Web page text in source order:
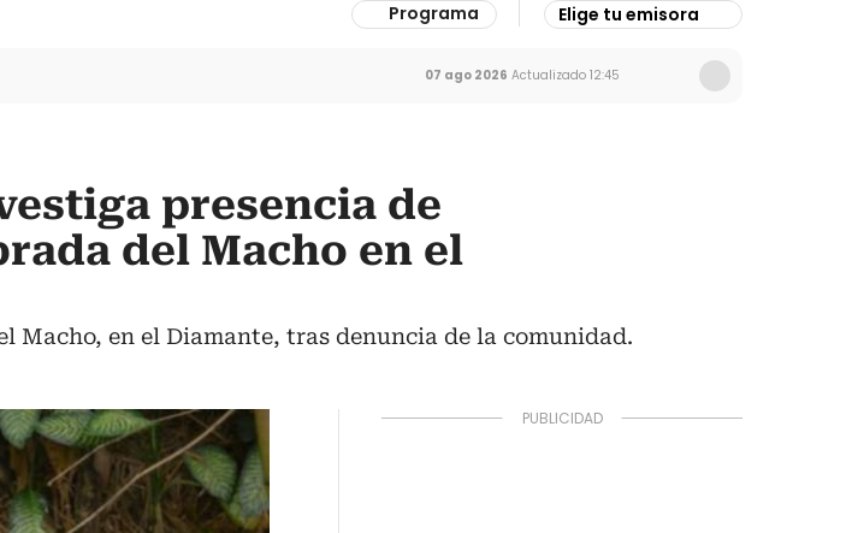
Programa Elige tu emisora
07 ago 2026 Actualizado 12:45
presencia de
del Macho en el
Macho, en el Diamante, tras denuncia de la comunidad.